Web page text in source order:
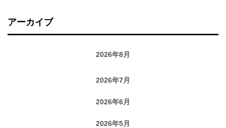
アーカイブ
2026年8月
2026年7月
2026年6月
2026年5月